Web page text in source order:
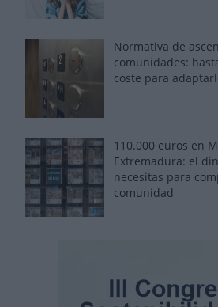
Normativa de
comunidades:
coste para
110.000 euros en
Extremadura: el
necesitas para
comunidad